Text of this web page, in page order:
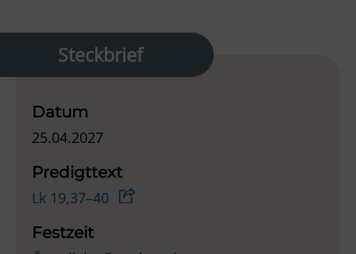
Steckbrief
Datum
25.04.2027
Predigttext
Lk 19,37–40
Festzeit